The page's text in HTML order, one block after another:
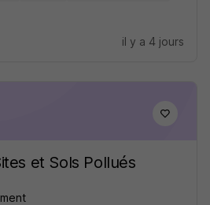
il y a 4 jours
et Sols Pollués